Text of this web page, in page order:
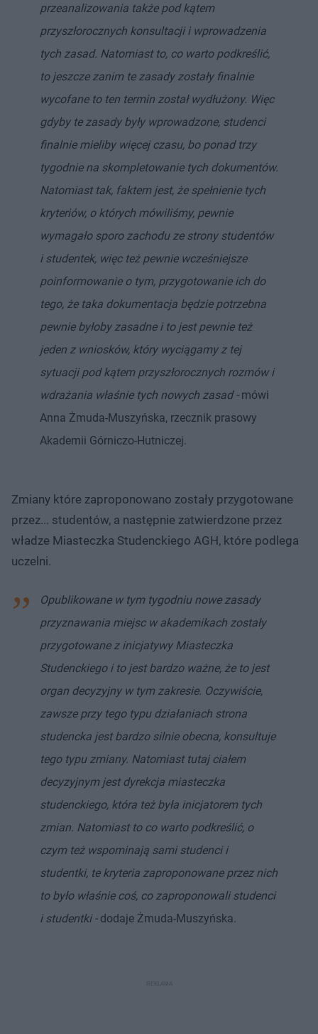
przeanalizowania także pod kątem
przyszłorocznych konsultacji i wprowadzenia
tych zasad. Natomiast to, co warto podkreślić,
to jeszcze zanim te zasady zostały finalnie
wycofane to ten termin został wydłużony. Więc
gdyby te zasady były wprowadzone, studenci
finalnie mieliby więcej czasu, bo ponad trzy
tygodnie na skompletowanie tych dokumentów.
Natomiast tak, faktem jest, że spełnienie tych
kryteriów, o których mówiliśmy, pewnie
wymagało sporo zachodu ze strony studentów
i studentek, więc też pewnie wcześniejsze
poinformowanie o tym, przygotowanie ich do
tego, że taka dokumentacja będzie potrzebna
pewnie byłoby zasadne i to jest pewnie też
jeden z wniosków, który wyciągamy z tej
sytuacji pod kątem przyszłorocznych rozmów i
wdrażania właśnie tych nowych zasad - mówi
Anna Żmuda-Muszyńska, rzecznik prasowy
Akademii Górniczo-Hutniczej.
Zmiany które zaproponowano zostały przygotowane
przez... studentów, a następnie zatwierdzone przez
władze Miasteczka Studenckiego AGH, które podlega
uczelni.
Opublikowane w tym tygodniu nowe zasady
przyznawania miejsc w akademikach zostały
przygotowane z inicjatywy Miasteczka
Studenckiego i to jest bardzo ważne, że to jest
organ decyzyjny w tym zakresie. Oczywiście,
zawsze przy tego typu działaniach strona
studencka jest bardzo silnie obecna, konsultuje
tego typu zmiany. Natomiast tutaj ciałem
decyzyjnym jest dyrekcja miasteczka
studenckiego, która też była inicjatorem tych
zmian. Natomiast to co warto podkreślić, o
czym też wspominają sami studenci i
studentki, te kryteria zaproponowane przez nich
to było właśnie coś, co zaproponowali studenci
i studentki -dodaje Żmuda-Muszyńska.